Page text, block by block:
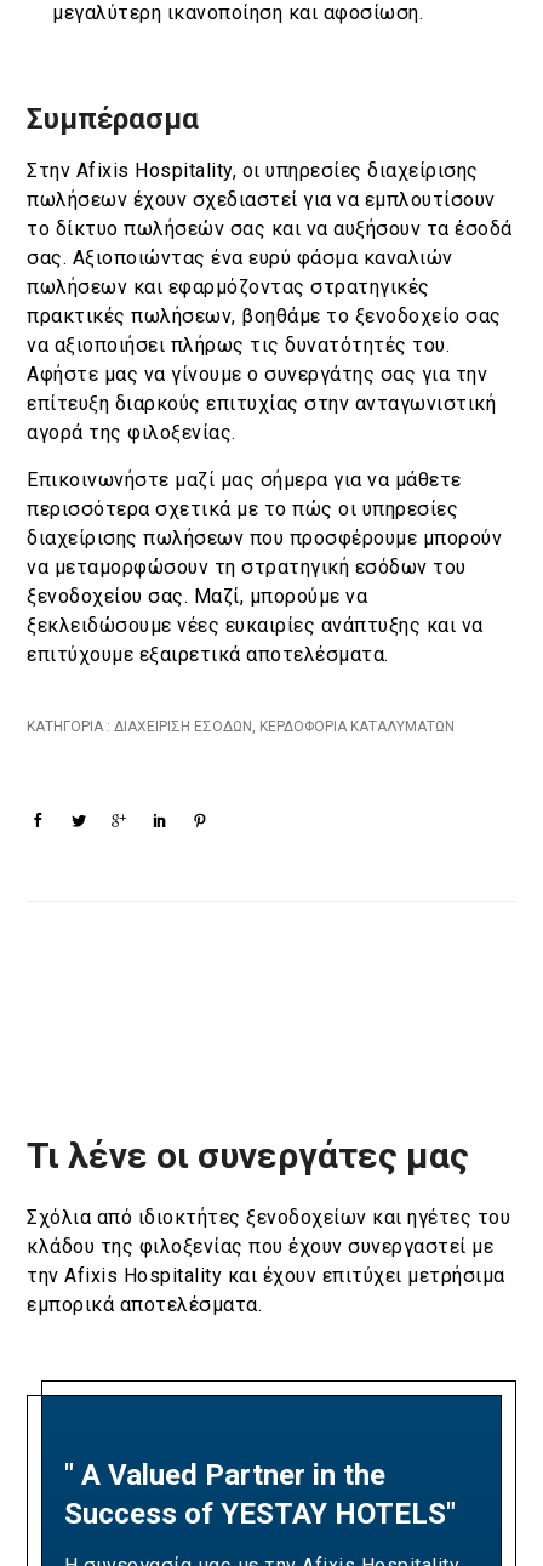
μεγαλύτερη ικανοποίηση και αφοσίωση.
Συμπέρασμα
Στην Afixis Hospitality, οι υπηρεσίες διαχείρισης
πωλήσεων έχουν σχεδιαστεί για να εμπλουτίσουν
το δίκτυο πωλήσεών σας και να αυξήσουν τα έσοδά
σας. Αξιοποιώντας ένα ευρύ φάσμα καναλιών
πωλήσεων και εφαρμόζοντας στρατηγικές
πρακτικές πωλήσεων, βοηθάμε το ξενοδοχείο σας
να αξιοποιήσει πλήρως τις δυνατότητές του.
Αφήστε μας να γίνουμε ο συνεργάτης σας για την
επίτευξη διαρκούς επιτυχίας στην ανταγωνιστική
αγορά της φιλοξενίας.
Επικοινωνήστε μαζί μας σήμερα για να μάθετε
περισσότερα σχετικά με το πώς οι υπηρεσίες
διαχείρισης πωλήσεων που προσφέρουμε μπορούν
να μεταμορφώσουν τη στρατηγική εσόδων του
ξενοδοχείου σας. Μαζί, μπορούμε να
ξεκλειδώσουμε νέες ευκαιρίες ανάπτυξης και να
επιτύχουμε εξαιρετικά αποτελέσματα.
ΚΑΤΗΓΟΡΙΑ : ΔΙΑΧΕΊΡΙΣΗ ΕΣΌΔΩΝ , ΚΕΡΔΟΦΟΡΊΑ ΚΑΤΑΛΥΜΆΤΩΝ
Τι λένε οι συνεργάτες μας
Σχόλια από ιδιοκτήτες ξενοδοχείων και ηγέτες του
κλάδου της φιλοξενίας που έχουν συνεργαστεί με
την Afixis Hospitality και έχουν επιτύχει μετρήσιμα
εμπορικά αποτελέσματα.
" A Valued Partner in the
Success of YESTAY HOTELS"
"A Partnership Built on
Revenue Excellence and
Measurable Results"